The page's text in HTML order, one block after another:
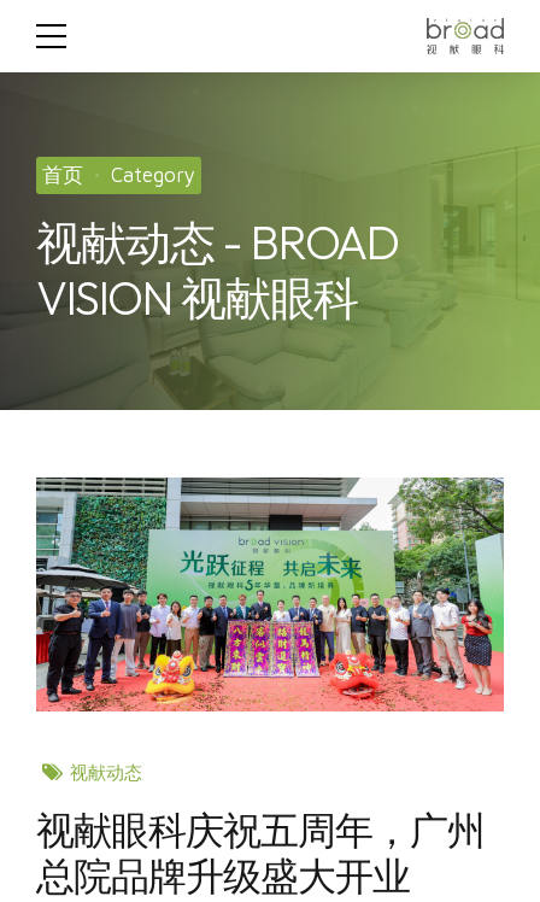
首页 Category
视献动态 - BROAD
VISION 视献眼科
视献动态
视献眼科庆祝五周年，广州
总院品牌升级盛大开业